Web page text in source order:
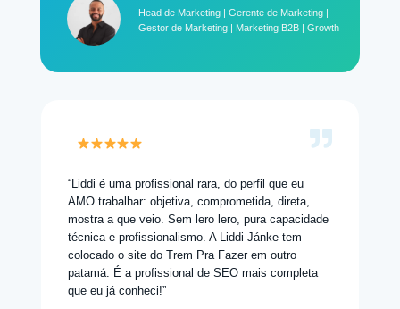
Head de Marketing | Gerente de Marketing |
Gestor de Marketing | Marketing B2B | Growth
“Liddi é uma profissional rara, do perfil que eu
AMO trabalhar: objetiva, comprometida, direta,
mostra a que veio. Sem lero lero, pura capacidade
técnica e profissionalismo. A Liddi Jánke tem
colocado o site do Trem Pra Fazer em outro
patamá. É a profissional de SEO mais completa
que eu já conheci!”